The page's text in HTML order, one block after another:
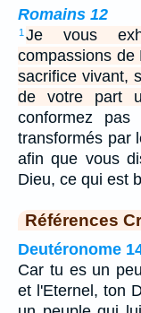
Romains 12
1 Je vous
compassions de
sacrifice vivant,
de votre part
conformez
transformés par
afin que vous
Dieu, ce qui est
Références
Deutéronome
Car tu es un
et l'Eternel, ton